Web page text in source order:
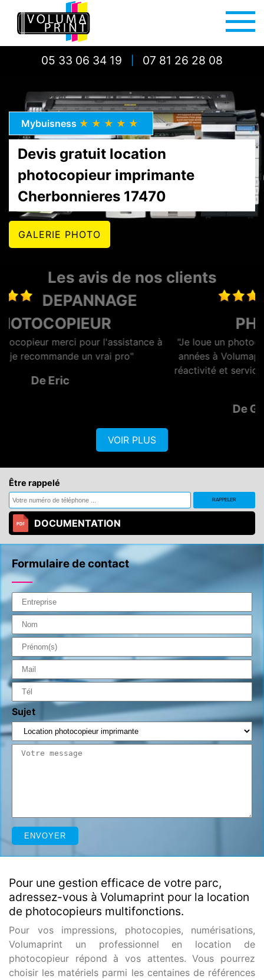
05 33 06 34 19 07 81 26 28 08
Mybuisness ★★★★★
Devis gratuit location
photocopieur imprimante
Cherbonnieres 17470
GALERIE PHOTO
Les avis de nos clients
LOCATION
PHOTOCOPIEUR
"Je loue un photocopieur depuis maintenant plusieurs
années à Volumaprint, tout s'est toujours bien passé,
réactivité et service au top ! Je recommande vivement
VOIR PLUS
Être rappelé
DOCUMENTATION
Formulaire de contact
Sujet
Pour une gestion efficace de votre parc,
adressez-vous à Volumaprint pour la location
de photocopieurs multifonctions.
Pour vos impressions, photocopies, numérisations,
Volumaprint un professionnel en location de
photocopieur répond à vos attentes. Vous pourrez
choisir les matériels parmi les centaines de références